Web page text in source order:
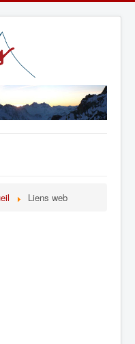
Liens web